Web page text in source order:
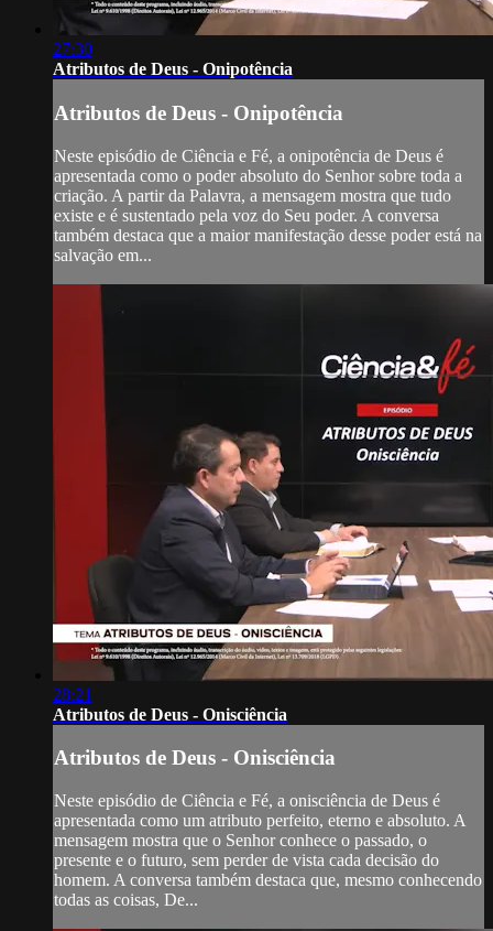
27:30
Atributos de Deus - Onipotência
Atributos de Deus - Onipotência
Neste episódio de Ciência e Fé, a onipotência de Deus é
apresentada como o poder absoluto do Senhor sobre toda a
criação. A partir da Palavra, a mensagem mostra que tudo
existe e é sustentado pela voz do Seu poder. A conversa
também destaca que a maior manifestação desse poder está na
salvação em...
28:21
Atributos de Deus - Onisciência
Atributos de Deus - Onisciência
Neste episódio de Ciência e Fé, a onisciência de Deus é
apresentada como um atributo perfeito, eterno e absoluto. A
mensagem mostra que o Senhor conhece o passado, o
presente e o futuro, sem perder de vista cada decisão do
homem. A conversa também destaca que, mesmo conhecendo
todas as coisas, De...